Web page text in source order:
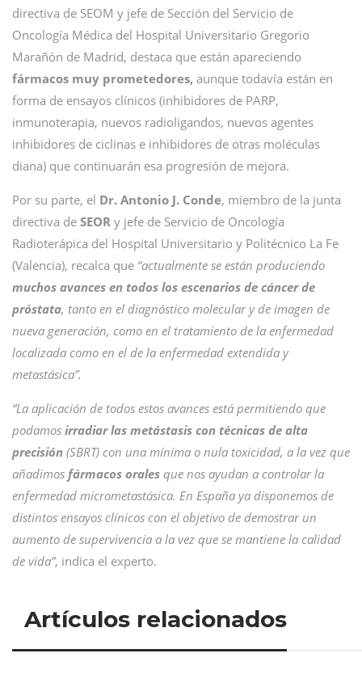
directiva de SEOM y jefe de Sección del Servicio de
Oncología Médica del Hospital Universitario Gregorio
Marañón de Madrid, destaca que están apareciendo
fármacos muy prometedores, aunque todavía están en
forma de ensayos clínicos (inhibidores de PARP,
inmunoterapia, nuevos radioligandos, nuevos agentes
inhibidores de ciclinas e inhibidores de otras moléculas
diana) que continuarán esa progresión de mejora.
Por su parte, el Dr. Antonio J. Conde, miembro de la junta
directiva de SEOR y jefe de Servicio de Oncología
Radioterápica del Hospital Universitario y Politécnico La Fe
(Valencia), recalca que “actualmente se están produciendo
muchos avances en todos los escenarios de cáncer de
próstata, tanto en el diagnóstico molecular y de imagen de
nueva generación, como en el tratamiento de la enfermedad
localizada como en el de la enfermedad extendida y
metastásica”.
“La aplicación de todos estos avances está permitiendo que
podamos irradiar las metástasis con técnicas de alta
precisión (SBRT) con una mínima o nula toxicidad, a la vez que
añadimos fármacos orales que nos ayudan a controlar la
enfermedad micrometastásica. En España ya disponemos de
distintos ensayos clínicos con el objetivo de demostrar un
aumento de supervivencia a la vez que se mantiene la calidad
de vida”, indica el experto.
Artículos relacionados